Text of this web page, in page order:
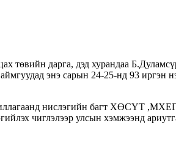
төвийн дарга, дэд хурандаа
энэ сарын 24-25-нд 93
нислэгийн багт ХӨСҮТ
чиглэлээр улсын хэмжээнд